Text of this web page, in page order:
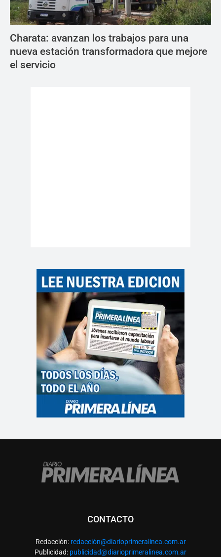
Charata: avanzan los trabajos para una
nueva estación transformadora que mejore
el servicio
CONTACTO
Redacción: redacción@diarioprimeralinea.com.ar
Publicidad: publicidad@diarioprimeralinea.com.ar